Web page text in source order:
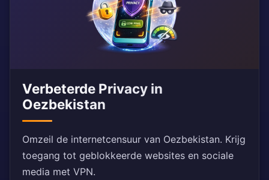
Verbeterde Privacy in
Oezbekistan
Omzeil de internetcensuur van Oezbekistan. Krijg
toegang tot geblokkeerde websites en sociale
media met VPN.